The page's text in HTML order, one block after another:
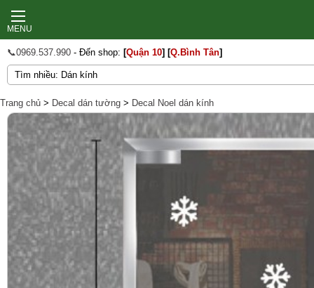
MENU
📞0969.537.990 - Đến shop: [Quận 10] [Q.Bình Tân]
Trang chủ > Decal dán tường > Decal Noel dán kính